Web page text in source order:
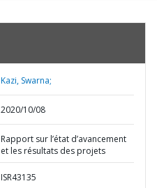
Kazi, Swarna;
2020/10/08
Rapport sur l’état d’avancement
et les résultats des projets
ISR43135